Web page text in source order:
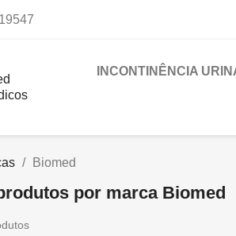
INCONTINÊNCIA
Biomed
por marca Biomed